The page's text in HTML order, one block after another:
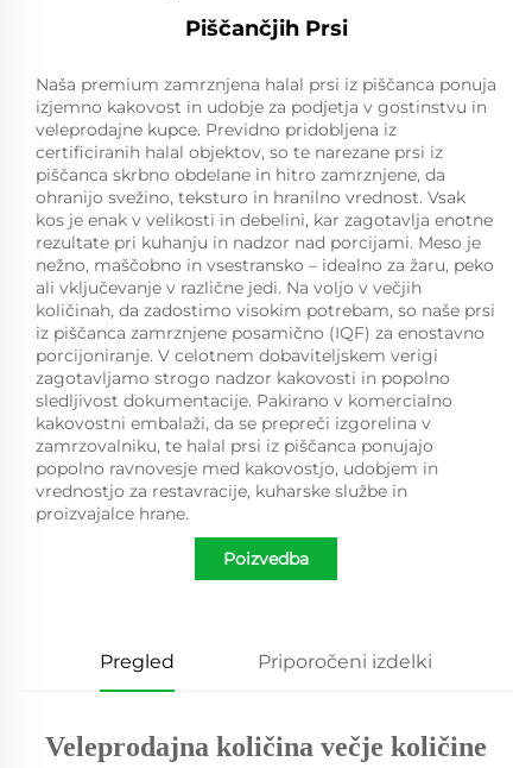
Piščančjih Prsi
Naša premium zamrznjena halal prsi iz piščanca ponuja
izjemno kakovost in udobje za podjetja v gostinstvu in
veleprodajne kupce. Previdno pridobljena iz
certificiranih halal objektov, so te narezane prsi iz
piščanca skrbno obdelane in hitro zamrznjene, da
ohranijo svežino, teksturo in hranilno vrednost. Vsak
kos je enak v velikosti in debelini, kar zagotavlja enotne
rezultate pri kuhanju in nadzor nad porcijami. Meso je
nežno, maščobno in vsestransko – idealno za žaru, peko
ali vključevanje v različne jedi. Na voljo v večjih
količinah, da zadostimo visokim potrebam, so naše prsi
iz piščanca zamrznjene posamično (IQF) za enostavno
porcijoniranje. V celotnem dobaviteljskem verigi
zagotavljamo strogo nadzor kakovosti in popolno
sledljivost dokumentacije. Pakirano v komercialno
kakovostni embalaži, da se prepreči izgorelina v
zamrzovalniku, te halal prsi iz piščanca ponujajo
popolno ravnovesje med kakovostjo, udobjem in
vrednostjo za restavracije, kuharske službe in
proizvajalce hrane.
Poizvedba
Pregled Priporočeni izdelki
Veleprodajna količina večje količine